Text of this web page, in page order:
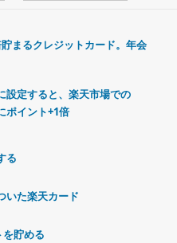
まるクレジットカード。年会
設定すると、楽天市場での
ポイント+1倍
る
いた楽天カード
貯める